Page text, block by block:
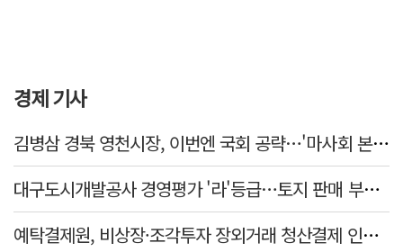
경제 기사
김병삼 경북 영천시장, 이번엔 국회 공략…'마사회 본사 이전·광역교통망 확충' 요청
대구도시개발공사 경영평가 '라'등급…토지 판매 부진에 1년 만에 두 단계 '뚝'
예탁결제원, 비상장·조각투자 장외거래 청산결제 인프라 구축 착수…연내 가동